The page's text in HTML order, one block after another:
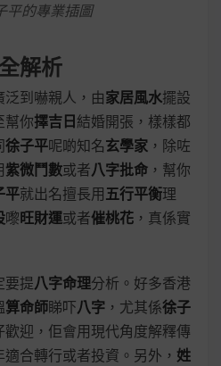
平的專業插圖
解析
到嚇親人，由家居風水擺設
幫你擇吉日 結婚開張，樣樣都
徐子平呢啲知名玄學家 ，除咗
紫微鬥數或者八字批命 ，幫你
平就出名擅長用 五行平衡理
嚟 旺財運或者催桃花 ，真係實
要提八字命理分析。好多香港
算命師睇吓八字 ，尤其係徐子
歡迎，佢會用現代角度解釋傳
合轉行或者投資。另外， 姓